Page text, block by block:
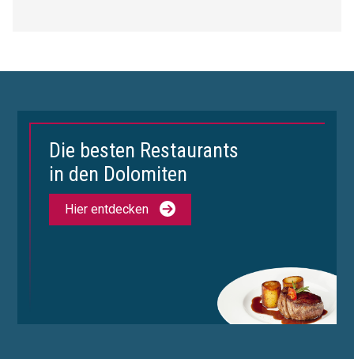
Die besten Restaurants
in den Dolomiten
Hier entdecken